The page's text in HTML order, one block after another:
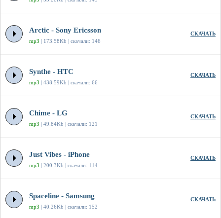
Arctic - Sony Ericsson
mp3 | 173.58Kb | скачали: 146
СКАЧАТЬ
Synthe - HTC
mp3 | 438.59Kb | скачали: 66
СКАЧАТЬ
Chime - LG
mp3 | 49.84Kb | скачали: 121
СКАЧАТЬ
Just Vibes - iPhone
mp3 | 200.3Kb | скачали: 114
СКАЧАТЬ
Spaceline - Samsung
mp3 | 40.26Kb | скачали: 152
СКАЧАТЬ